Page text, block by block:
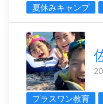
夏休みキャンプ
プラスワン教育